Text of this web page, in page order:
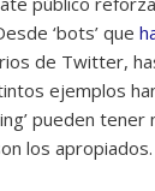
‘bots’ que
de Twitter,
ejemplos
pueden
los apropiados.